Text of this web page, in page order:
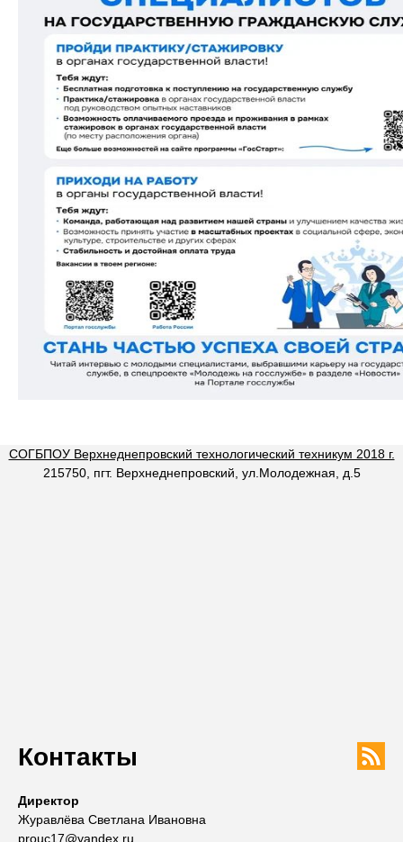
Контакты
Директор
Журавлёва Светлана Ивановна
prouc17@yandex.ru
СОГБПОУ Верхнеднепровский технологический техникум 2018 г.
215750, пгт. Верхнеднепровский, ул.Молодежная, д.5